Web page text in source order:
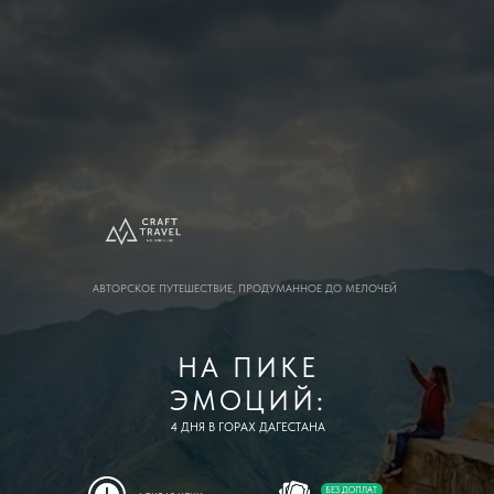
НА ПИКЕ
ЭМОЦИЙ:
АВТОРСКОЕ ПУТЕШЕСТВИЕ, ПРОДУМАННОЕ ДО МЕЛОЧЕЙ
4 ДНЯ В ГОРАХ ДАГЕСТАНА
БЕЗ ДОПЛАТ